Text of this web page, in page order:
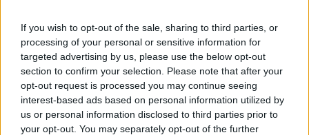
If you wish to opt-out of the sale, sharing to third parties, or
processing of your personal or sensitive information for
targeted advertising by us, please use the below opt-out
section to confirm your selection. Please note that after your
opt-out request is processed you may continue seeing
interest-based ads based on personal information utilized by
us or personal information disclosed to third parties prior to
your opt-out. You may separately opt-out of the further
Facebookon is!
Követem